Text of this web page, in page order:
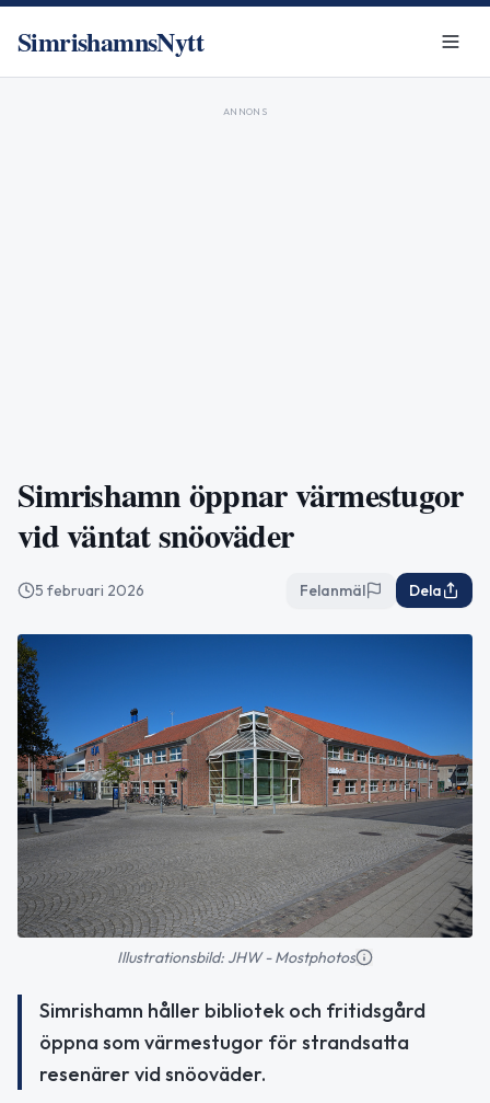
SimrishamnsNytt
ANNONS
Simrishamn öppnar värmestugor
vid väntat snöoväder
5 februari 2026 Felanmäl Dela
Illustrationsbild: JHW - Mostphotos
Simrishamn håller bibliotek och fritidsgård
öppna som värmestugor för strandsatta
resenärer vid snöoväder.